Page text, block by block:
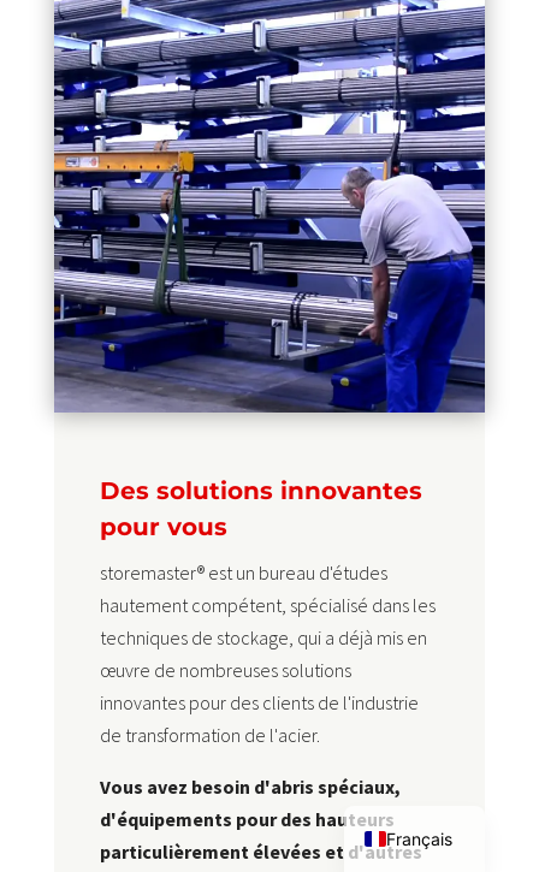
Des solutions innovantes
pour vous
storemaster® est un bureau d'études
hautement compétent, spécialisé dans les
techniques de stockage, qui a déjà mis en
œuvre de nombreuses solutions
innovantes pour des clients de l'industrie
de transformation de l'acier.
Vous avez besoin d'abris spéciaux,
d'équipements pour des hauteurs
particulièrement élevées et d'autres
Français
Deutsch